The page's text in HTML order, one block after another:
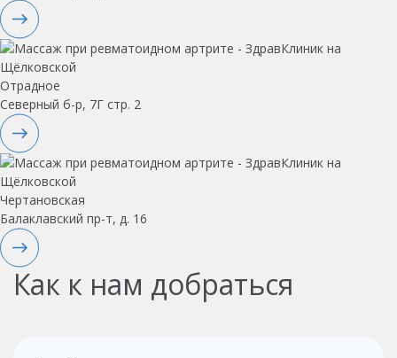
Отрадное
Северный б-р, 7Г стр. 2
Чертановская
Балаклавский пр-т, д. 16
Как к нам добраться